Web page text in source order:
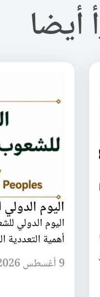
أيضا
اليوم
اليوم الدولي
أهمية التعددية
9 أغسطس 2026